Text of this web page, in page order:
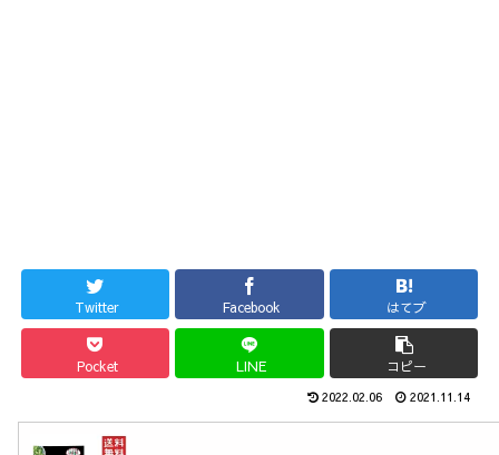
Twitter Facebook はてブ
Pocket LINE コピー
2022.02.06 2021.11.14